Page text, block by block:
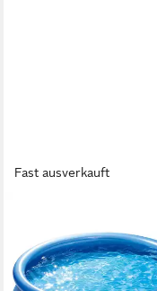
Fast ausverkauft
89,50 €
in 2-3 Werktagen bei dir